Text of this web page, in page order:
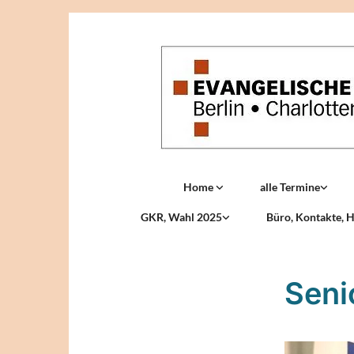
Home alle Termine
GKR, Wahl 2025 Büro, Kontakte,